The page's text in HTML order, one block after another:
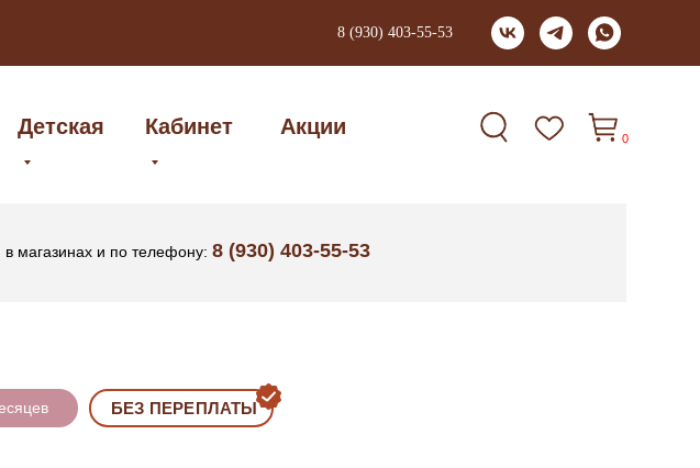
8 (930) 403-55-53
Детская Кабинет Акции 0
магазинах и по телефону: 8 (930) 403-55-53
БЕЗ ПЕРЕПЛАТЫ